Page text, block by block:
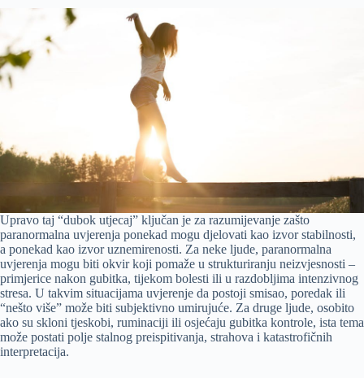
Upravo taj “dubok utjecaj” ključan je za razumijevanje zašto
paranormalna uvjerenja ponekad mogu djelovati kao izvor stabilnosti,
a ponekad kao izvor uznemirenosti. Za neke ljude, paranormalna
uvjerenja mogu biti okvir koji pomaže u strukturiranju neizvjesnosti –
primjerice nakon gubitka, tijekom bolesti ili u razdobljima intenzivnog
stresa. U takvim situacijama uvjerenje da postoji smisao, poredak ili
“nešto više” može biti subjektivno umirujuće. Za druge ljude, osobito
ako su skloni tjeskobi, ruminaciji ili osjećaju gubitka kontrole, ista tema
može postati polje stalnog preispitivanja, strahova i katastrofičnih
interpretacija.